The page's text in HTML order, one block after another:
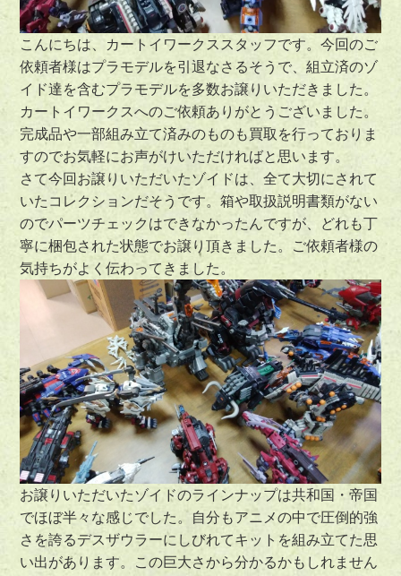
こんにちは、カートイワークススタッフです。今回のご
依頼者様はプラモデルを引退なさるそうで、組立済のゾ
イド達を含むプラモデルを多数お譲りいただきました。
カートイワークスへのご依頼ありがとうございました。
完成品や一部組み立て済みのものも買取を行っておりま
すのでお気軽にお声がけいただければと思います。
さて今回お譲りいただいたゾイドは、全て大切にされて
いたコレクションだそうです。箱や取扱説明書類がない
のでパーツチェックはできなかったんですが、どれも丁
寧に梱包された状態でお譲り頂きました。ご依頼者様の
気持ちがよく伝わってきました。
お譲りいただいたゾイドのラインナップは共和国・帝国
でほぼ半々な感じでした。自分もアニメの中で圧倒的強
さを誇るデスザウラーにしびれてキットを組み立てた思
い出があります。この巨大さから分かるかもしれません